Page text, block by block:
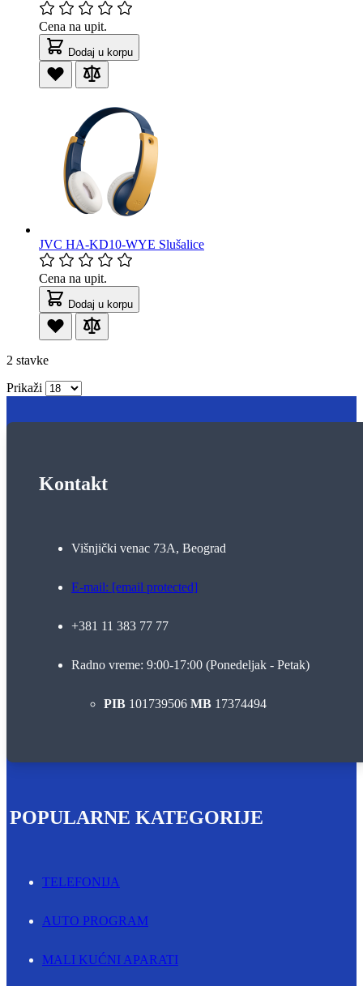
Cena na upit.
Dodaj u korpu
JVC HA-KD10-WYE Slušalice
Cena na upit.
Dodaj u korpu
2 stavke
Prikaži
Kontakt
Višnjički venac 73A, Beograd
E-mail: [email protected]
+381 11 383 77 77
Radno vreme: 9:00-17:00 (Ponedeljak - Petak)
PIB 101739506 MB 17374494
POPULARNE KATEGORIJE
TELEFONIJA
AUTO PROGRAM
MALI KUĆNI APARATI